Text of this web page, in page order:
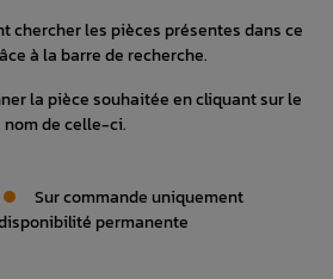
chercher les pièces présentes dans ce
à la barre de recherche.
la pièce souhaitée en cliquant sur le
nom de celle-ci.
Sur commande uniquement
permanente